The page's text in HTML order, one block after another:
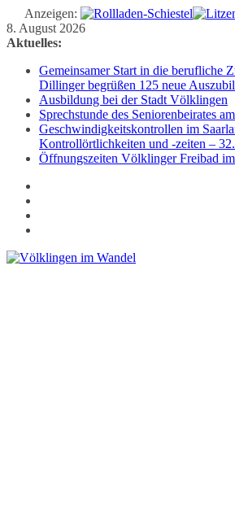
Anzeigen:
Zum
Inhalt
8. August 2026
Aktuelles:
Gemeinsamer Start in die berufliche
Dillinger begrüßen 125 neue
Ausbildung bei der Stadt Völklingen
Sprechstunde des Seniorenbeirates
Geschwindigkeitskontrollen im
Kontrollörtlichkeiten und -zeiten –
Öffnungszeiten Völklinger Freibad